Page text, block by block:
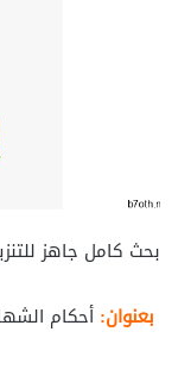
بحث كامل جاهز
بعنوان: أحكام